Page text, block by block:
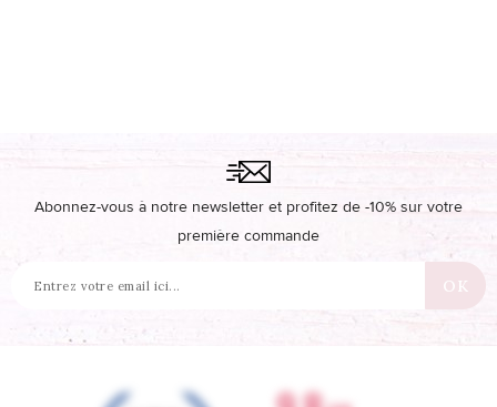
Abonnez-vous à notre newsletter et profitez de -10% sur votre
première commande